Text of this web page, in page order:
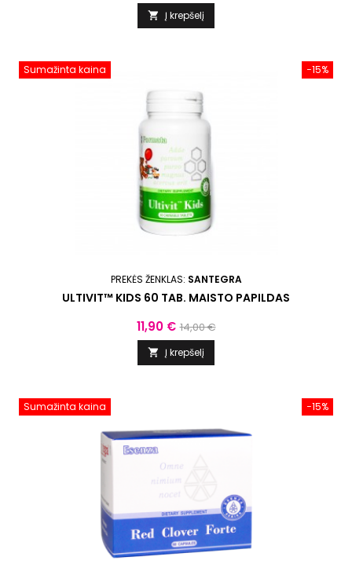
kaina
 Į krepšelį
−15%
Sumažinta kaina
PREKĖS ŽENKLAS: SANTEGRA
ULTIVIT™ KIDS 60 TAB. MAISTO PAPILDAS
Kaina
11,90 € Bazinė
kaina
14,00 €
 Į krepšelį
−15%
Sumažinta kaina